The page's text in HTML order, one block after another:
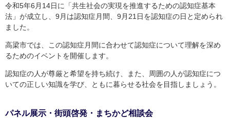
令和5年6月14日に「共生社会の実現を推進するための認知症基本
法」が成立し、9月は認知症月間、9月21日を認知症の日と定められ
ました。
高梁市では、この認知症月間に合わせて認知症について理解を深め
るためのイベントを開催します。
認知症の人が尊厳と希望を持ち続け、また、周囲の人が認知症につ
いての正しい知識を学び、ともに暮らせる社会を目指しましょう。
パネル展示・街頭啓発・まちかど相談会